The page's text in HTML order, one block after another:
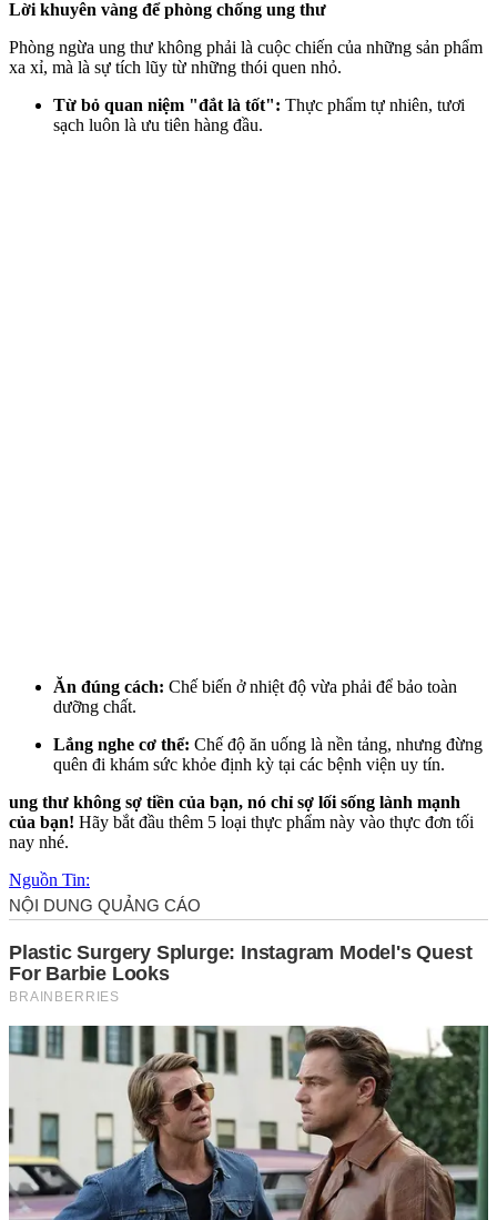
Lời khuyên vàng để phòng chống ung thư
Phòng ngừa ung thư không phải là cuộc chiến của những sản phẩm
xa xỉ, mà là sự tích lũy từ những thói quen nhỏ.
Từ bỏ quan niệm "đắt là tốt": Thực phẩm tự nhiên, tươi
sạch luôn là ưu tiên hàng đầu.
Ăn đúng cách: Chế biến ở nhiệt độ vừa phải để bảo toàn
dưỡng chất.
Lắng nghe c‌ơ th‌ể: Chế độ ăn uống là nền tảng, nhưng đừng
quên đi khám sức khỏe định kỳ tại các bệnh viện uy tín.
ung thư không sợ tiền của bạn, nó chỉ sợ lối sống lành mạnh
của bạn! Hãy bắt đầu thêm 5 loại thực phẩm này vào thực đơn tối
nay nhé.
Nguồn Tin: